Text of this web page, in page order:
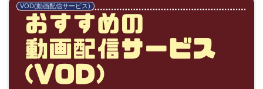
VOD(動画配信サービス)